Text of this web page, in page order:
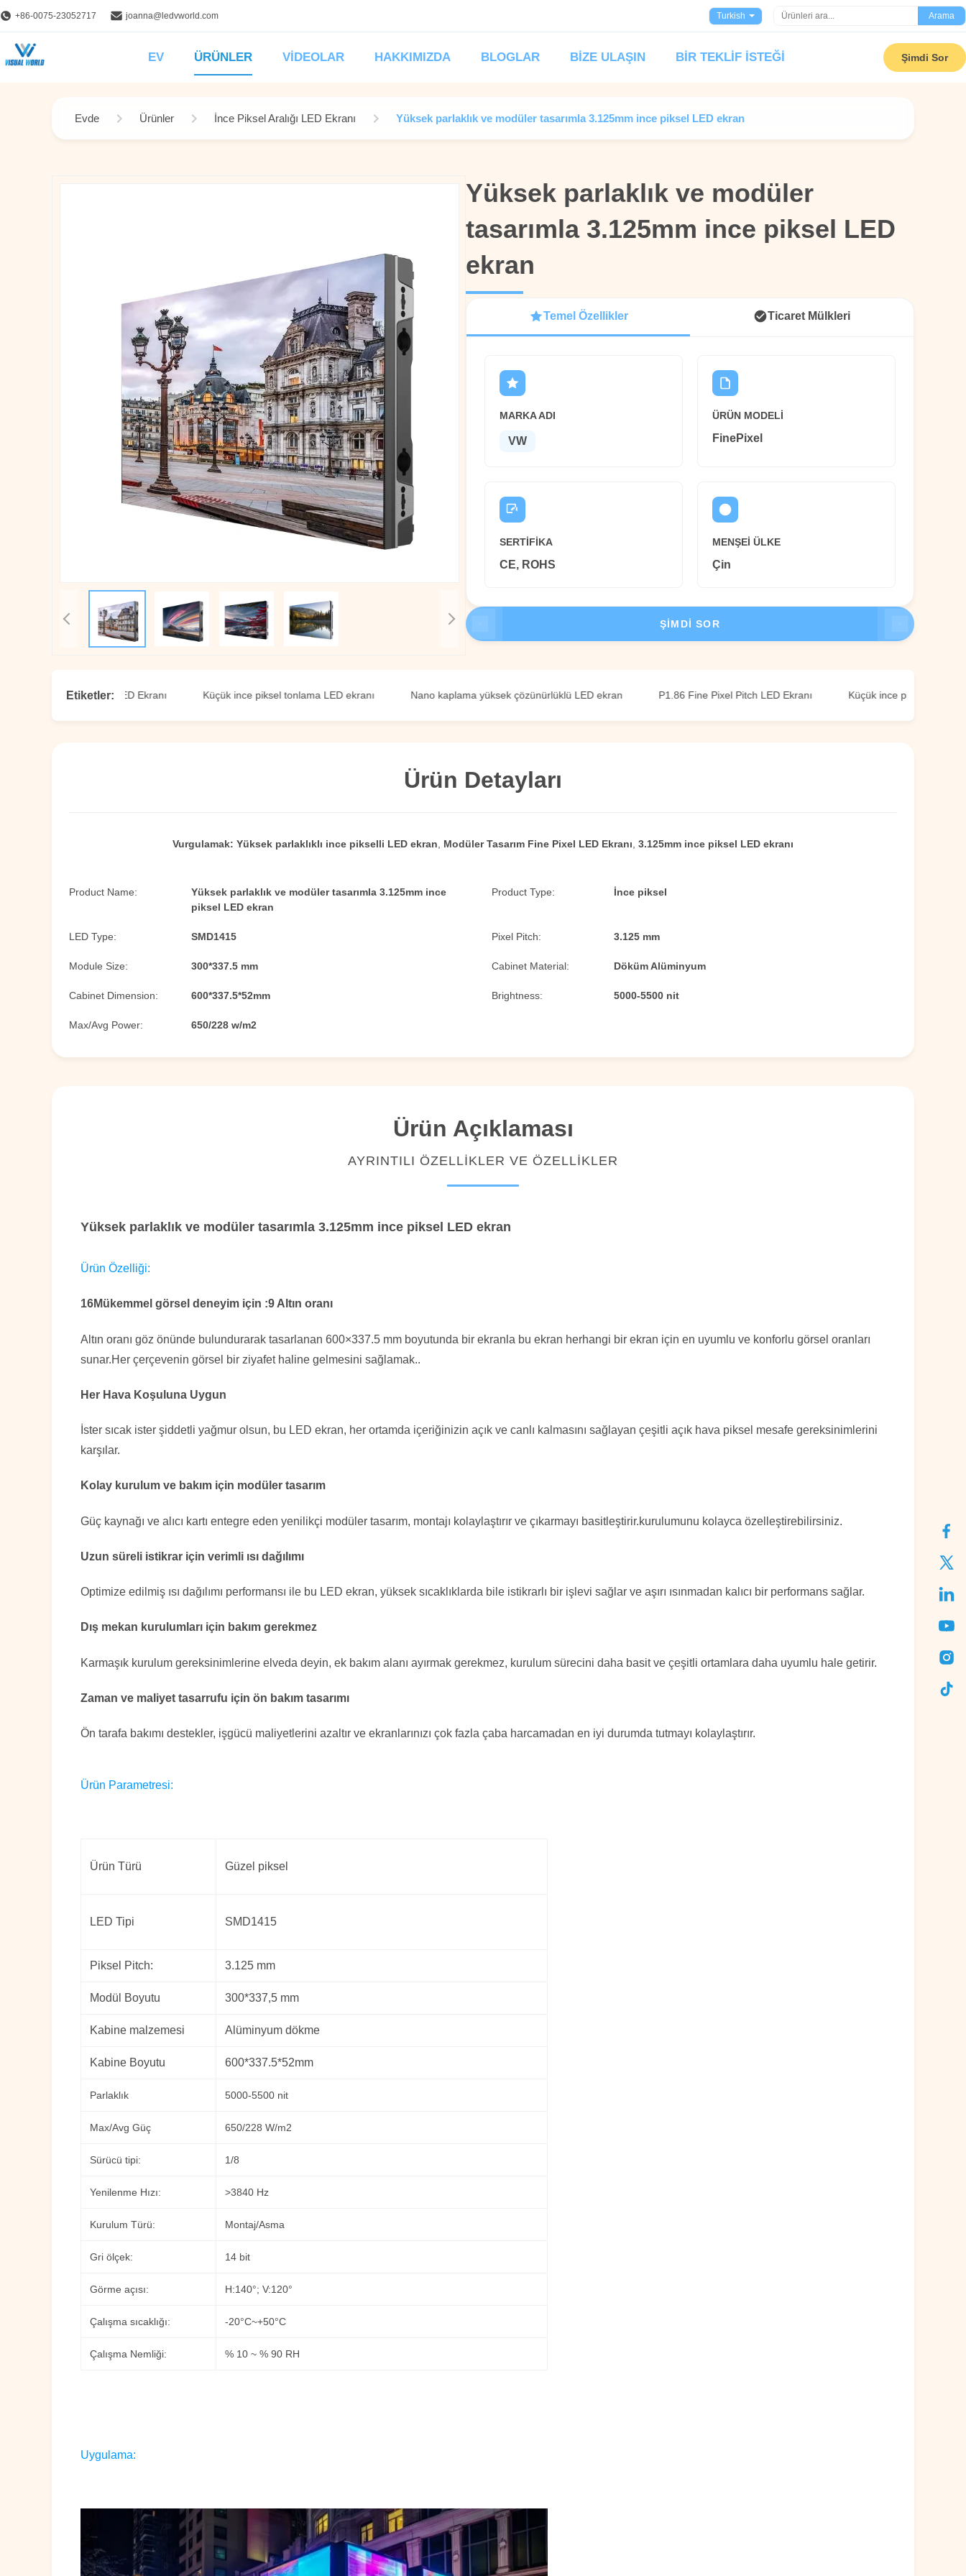
+86-0075-23052717 joanna@ledvworld.com Turkish Arama
EV ÜRÜNLER VIDEOLAR HAKKIMIZDA BLOGLAR BIZE ULAŞIN BIR TEKLIF ISTEĞI Şimdi Sor
Evde Ürünler İnce Piksel Aralığı LED Ekranı Yüksek parlaklık ve modüler tasarımla 3.125mm ince piksel LED ekran
Yüksek parlaklık ve modüler
tasarımla 3.125mm ince piksel LED
ekran
Yüksek parlaklık ve modüler
tasarımla 3.125mm ince piksel LED
ekran
Temel Özellikler Ticaret Mülkleri
MARKA ADI
VW
ÜRÜN MODELI
FinePixel
SERTIFIKA
CE, ROHS
MENŞEI ÜLKE
Çin
ŞIMDI SOR
Etiketler:
Fine Pixel Pitch LED Ekranı Küçük ince piksel tonlama LED ekranı Nano kaplama yüksek çözünürlüklü LED ekran P1.86 Fine Pixel Pitch LED Ekranı Küçük ince piksel tonlama LED
Ürün Detayları
Vurgulamak: Yüksek parlaklıklı ince pikselli LED ekran Modüler Tasarım Fine Pixel LED Ekranı 3.125mm ince piksel LED ekranı
Product Name:
Yüksek parlaklık ve modüler tasarımla 3.125mm ince
piksel LED ekran
Product Type: İnce piksel
LED Type: SMD1415 Pixel Pitch: 3.125 mm
Module Size: 300*337.5 mm Cabinet Material: Döküm Alüminyum
Cabinet Dimension: 600*337.5*52mm Brightness: 5000-5500 nit
Max/Avg Power: 650/228 w/m2
Ürün Açıklaması
AYRINTILI ÖZELLIKLER VE ÖZELLIKLER
Yüksek parlaklık ve modüler tasarımla 3.125mm ince piksel LED ekran
Ürün Özelliği:
16Mükemmel görsel deneyim için :9 Altın oranı
Altın oranı göz önünde bulundurarak tasarlanan 600×337.5 mm boyutunda bir ekranla bu ekran herhangi bir ekran için en uyumlu ve konforlu görsel oranları
sunar.Her çerçevenin görsel bir ziyafet haline gelmesini sağlamak..
Her Hava Koşuluna Uygun
İster sıcak ister şiddetli yağmur olsun, bu LED ekran, her ortamda içeriğinizin açık ve canlı kalmasını sağlayan çeşitli açık hava piksel mesafe gereksinimlerini
karşılar.
Kolay kurulum ve bakım için modüler tasarım
Güç kaynağı ve alıcı kartı entegre eden yenilikçi modüler tasarım, montajı kolaylaştırır ve çıkarmayı basitleştirir.kurulumunu kolayca özelleştirebilirsiniz.
Uzun süreli istikrar için verimli ısı dağılımı
Optimize edilmiş ısı dağılımı performansı ile bu LED ekran, yüksek sıcaklıklarda bile istikrarlı bir işlevi sağlar ve aşırı ısınmadan kalıcı bir performans sağlar.
Dış mekan kurulumları için bakım gerekmez
Karmaşık kurulum gereksinimlerine elveda deyin, ek bakım alanı ayırmak gerekmez, kurulum sürecini daha basit ve çeşitli ortamlara daha uyumlu hale getirir.
Zaman ve maliyet tasarrufu için ön bakım tasarımı
Ön tarafa bakımı destekler, işgücü maliyetlerini azaltır ve ekranlarınızı çok fazla çaba harcamadan en iyi durumda tutmayı kolaylaştırır.
Ürün Parametresi:
Ürün Türü Güzel piksel
LED Tipi SMD1415
Piksel Pitch: 3.125 mm
Modül Boyutu 300*337,5 mm
Kabine malzemesi Alüminyum dökme
Kabine Boyutu 600*337.5*52mm
Parlaklık 5000-5500 nit
Max/Avg Güç 650/228 W/m2
Sürücü tipi: 1/8
Yenilenme Hızı: >3840 Hz
Kurulum Türü: Montaj/Asma
Gri ölçek: 14 bit
Görme açısı: H:140°; V:120°
Çalışma sıcaklığı: -20°C~+50°C
Çalışma Nemliği: % 10 ~ % 90 RH
Uygulama: